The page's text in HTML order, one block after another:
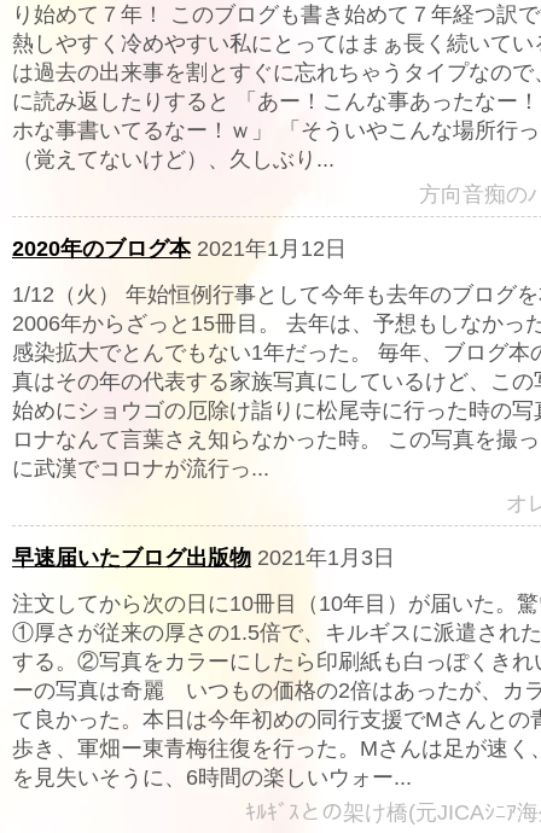
り始めて７年！ このブログも書き始めて７年経つ訳
熱しやすく冷めやすい私にとってはまぁ長く続いてい
は過去の出来事を割とすぐに忘れちゃうタイプなので
に読み返したりすると 「あー！こんな事あったなー
ホな事書いてるなー！ｗ」 「そういやこんな場所行
（覚えてないけど）、久しぶり...
方向音痴の
2020年のブログ本 2021年1月12日
1/12（火） 年始恒例行事として今年も去年のブログ
2006年からざっと15冊目。 去年は、予想もしなかっ
感染拡大でとんでもない1年だった。 毎年、ブログ本
真はその年の代表する家族写真にしているけど、この
始めにショウゴの厄除け詣りに松尾寺に行った時の写
ロナなんて言葉さえ知らなかった時。 この写真を撮
に武漢でコロナが流行っ...
オ
早速届いたブログ出版物 2021年1月3日
注文してから次の日に10冊目（10年目）が届いた。
①厚さが従来の厚さの1.5倍で、キルギスに派遣され
する。②写真をカラーにしたら印刷紙も白っぽくき
ーの写真は奇麗 いつもの価格の2倍はあったが、カ
て良かった。本日は今年初めの同行支援でMさんとの
歩き、軍畑ー東青梅往復を行った。Mさんは足が速く
を見失いそうに、6時間の楽しいウォー...
ｷﾙｷﾞｽとの架け橋(元JICAｼﾆｱ